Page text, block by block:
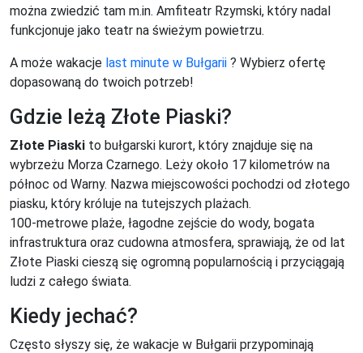
można zwiedzić tam m.in. Amfiteatr Rzymski, który nadal
funkcjonuje jako teatr na świeżym powietrzu.
A może wakacje last minute w Bułgarii ? Wybierz ofertę
dopasowaną do twoich potrzeb!
Gdzie leżą Złote Piaski?
Złote Piaski to bułgarski kurort, który znajduje się na
wybrzeżu Morza Czarnego. Leży około 17 kilometrów na
północ od Warny. Nazwa miejscowości pochodzi od złotego
piasku, który króluje na tutejszych plażach.
100-metrowe plaże, łagodne zejście do wody, bogata
infrastruktura oraz cudowna atmosfera, sprawiają, że od lat
Złote Piaski cieszą się ogromną popularnością i przyciągają
ludzi z całego świata.
Kiedy jechać?
Często słyszy się, że wakacje w Bułgarii przypominają